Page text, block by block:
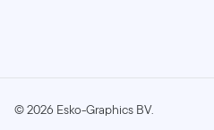
©2026 Esko-Graphics BV.